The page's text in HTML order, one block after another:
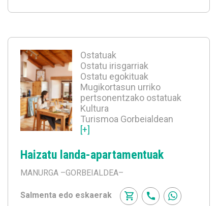
Ostatuak
Ostatu irisgarriak
Ostatu egokituak
Mugikortasun urriko
pertsonentzako ostatuak
Kultura
Turismoa Gorbeialdean
[+]
Haizatu landa-apartamentuak
MANURGA –GORBEIALDEA–
Salmenta edo eskaerak